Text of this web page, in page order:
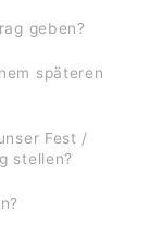
geben?
späteren
Fest /
stellen?